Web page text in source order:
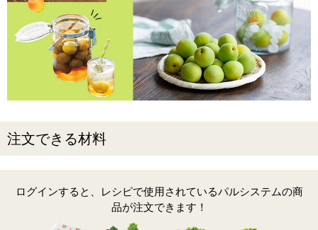
注文できる材料
ログインすると、レシピで使用されているパルシステムの商
品が注文できます！